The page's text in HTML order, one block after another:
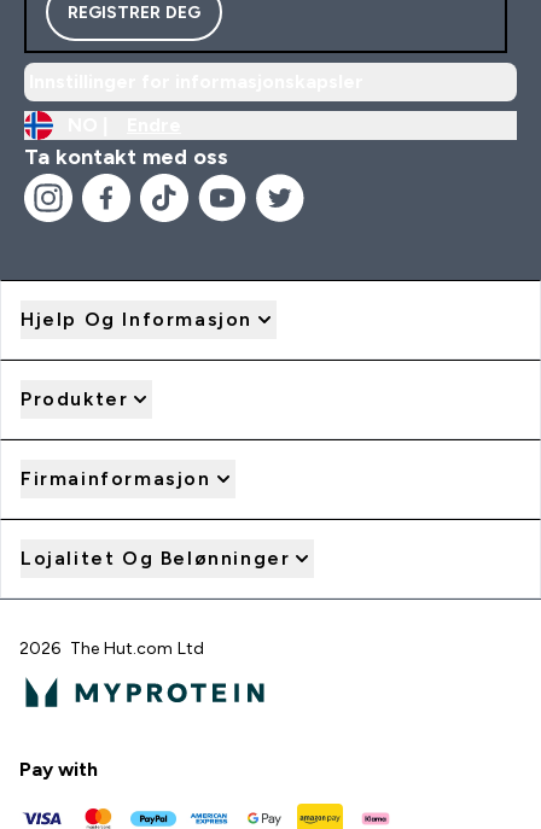
REGISTRER DEG
Ta kontakt med oss
Hjelp Og Informasjon
Produkter
Firmainformasjon
Lojalitet Og Belønninger
2026 The Hut.com Ltd
Pay with